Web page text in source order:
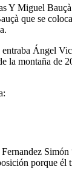
Y Miguel Bauçà
que se
Ángel
la montaña de
porque él